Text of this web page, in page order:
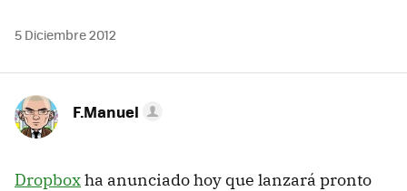
5 Diciembre 2012
F.Manuel
Dropboxha anunciado hoy que lanzará pronto